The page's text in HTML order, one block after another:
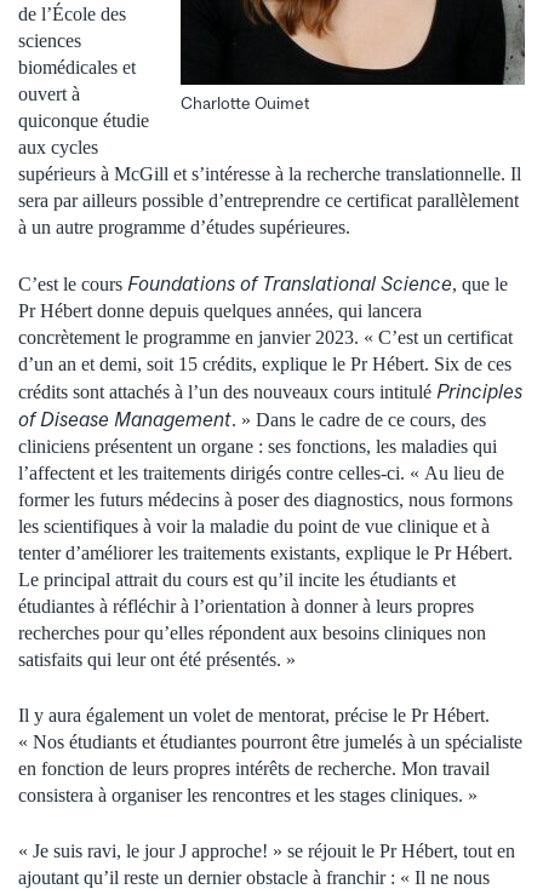
Charlotte Ouimet
de l’École des
sciences
biomédicales et
ouvert à
quiconque étudie
aux cycles
supérieurs à McGill et s’intéresse à la recherche translationnelle. Il
sera par ailleurs possible d’entreprendre ce certificat parallèlement
à un autre programme d’études supérieures.
C’est le cours Foundations of Translational Science, que le
Pr Hébert donne depuis quelques années, qui lancera
concrètement le programme en janvier 2023. « C’est un certificat
d’un an et demi, soit 15 crédits, explique le Pr Hébert. Six de ces
crédits sont attachés à l’un des nouveaux cours intitulé Principles
of Disease Management. » Dans le cadre de ce cours, des
cliniciens présentent un organe : ses fonctions, les maladies qui
l’affectent et les traitements dirigés contre celles-ci. « Au lieu de
former les futurs médecins à poser des diagnostics, nous formons
les scientifiques à voir la maladie du point de vue clinique et à
tenter d’améliorer les traitements existants, explique le Pr Hébert.
Le principal attrait du cours est qu’il incite les étudiants et
étudiantes à réfléchir à l’orientation à donner à leurs propres
recherches pour qu’elles répondent aux besoins cliniques non
satisfaits qui leur ont été présentés. »
Il y aura également un volet de mentorat, précise le Pr Hébert.
« Nos étudiants et étudiantes pourront être jumelés à un spécialiste
en fonction de leurs propres intérêts de recherche. Mon travail
consistera à organiser les rencontres et les stages cliniques. »
« Je suis ravi, le jour J approche! » se réjouit le Pr Hébert, tout en
ajoutant qu’il reste un dernier obstacle à franchir : « Il ne nous